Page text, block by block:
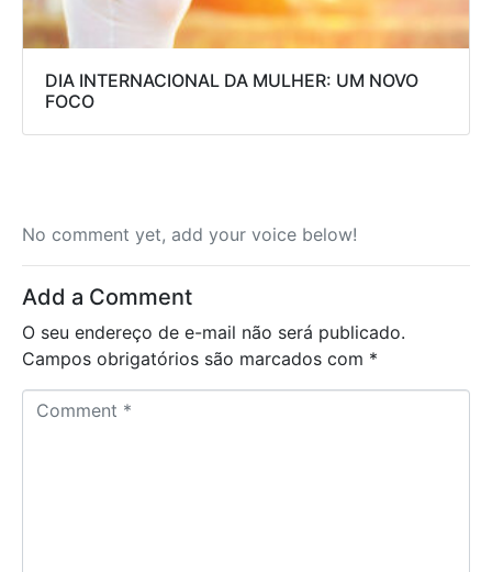
DIA INTERNACIONAL DA MULHER: UM NOVO
FOCO
No comment yet, add your voice below!
Add a Comment
O seu endereço de e-mail não será publicado.
Campos obrigatórios são marcados com *